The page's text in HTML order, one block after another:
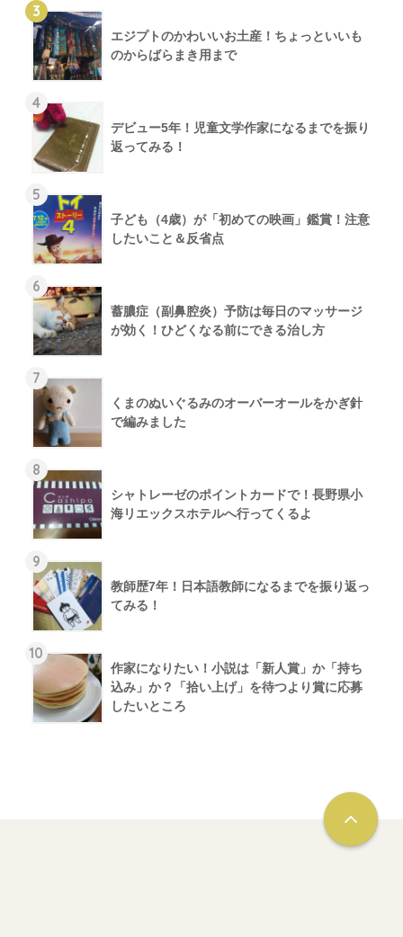
3
エジプトのかわいいお土産！ちょっといいも
のからばらまき用まで
4
デビュー5年！児童文学作家になるまでを振り
返ってみる！
5
子ども（4歳）が「初めての映画」鑑賞！注意
したいこと＆反省点
6
蓄膿症（副鼻腔炎）予防は毎日のマッサージ
が効く！ひどくなる前にできる治し方
7
くまのぬいぐるみのオーバーオールをかぎ針
で編みました
8
シャトレーゼのポイントカードで！長野県小
海リエックスホテルへ行ってくるよ
9
教師歴7年！日本語教師になるまでを振り返っ
てみる！
10
作家になりたい！小説は「新人賞」か「持ち
込み」か？「拾い上げ」を待つより賞に応募
したいところ